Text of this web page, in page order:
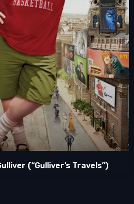
(“Gulliver’s Travels”)